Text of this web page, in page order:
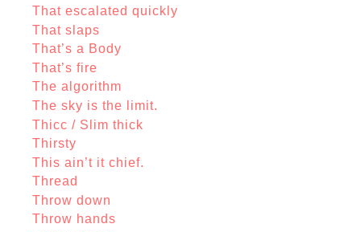
That escalated quickly
That slaps
That’s a Body
That’s fire
The algorithm
The sky is the limit.
Thicc / Slim thick
Thirsty
This ain’t it chief.
Thread
Throw down
Throw hands